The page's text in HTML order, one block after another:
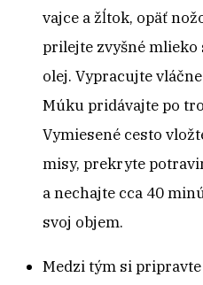
vajce a žĺtok, opäť
prilejte zvyšné
olej. Vypracujte
Múku pridávajte po
Vymiesené cesto
misy, prekryte
a nechajte cca 40
svoj objem.
Medzi tým si